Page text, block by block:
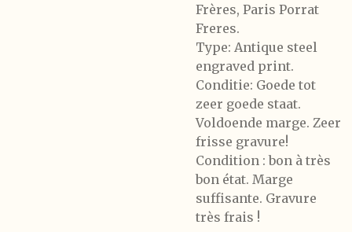
Frères, Paris Porrat
Freres.
Type: Antique steel
engraved print.
Conditie: Goede tot
zeer goede staat.
Voldoende marge. Zeer
frisse gravure!
Condition : bon à très
bon état. Marge
suffisante. Gravure
très frais !